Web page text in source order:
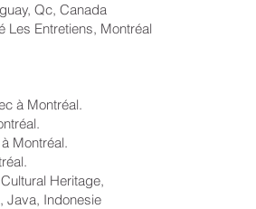
Qc, Canada
Entretiens, Montréal
à Montréal.
Montréal.
Heritage,
Indonesie